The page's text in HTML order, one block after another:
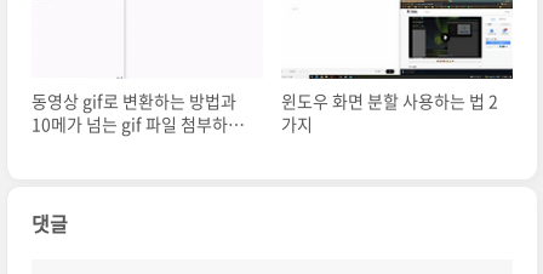
동영상 gif로 변환하는 방법과
10메가 넘는 gif 파일 첨부하는
윈도우 화면 분할 사용하는 법 2
가지
댓글